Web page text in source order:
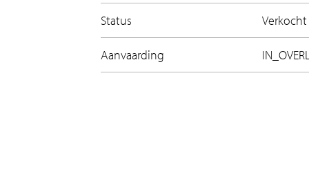
Status Verkocht
Aanvaarding